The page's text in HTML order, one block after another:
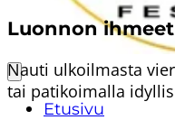
Etusivu
Luonnon ihmeet
Nauti ulkoilmasta
tai patikoimalla